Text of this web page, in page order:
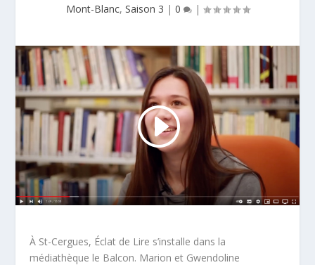
Mont-Blanc, Saison 3 | 0 |
À St-Cergues, Éclat de Lire s’installe dans la
médiathèque le Balcon. Marion et Gwendoline